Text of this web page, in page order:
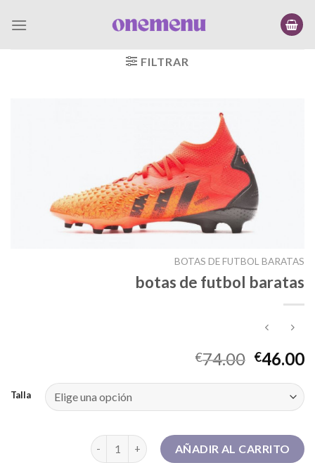
FILTRAR
BOTAS DE FUTBOL BARATAS
botas de futbol baratas
€74.00 €46.00
Talla
botas de futbol baratas cantidad
AÑADIR AL CARRITO